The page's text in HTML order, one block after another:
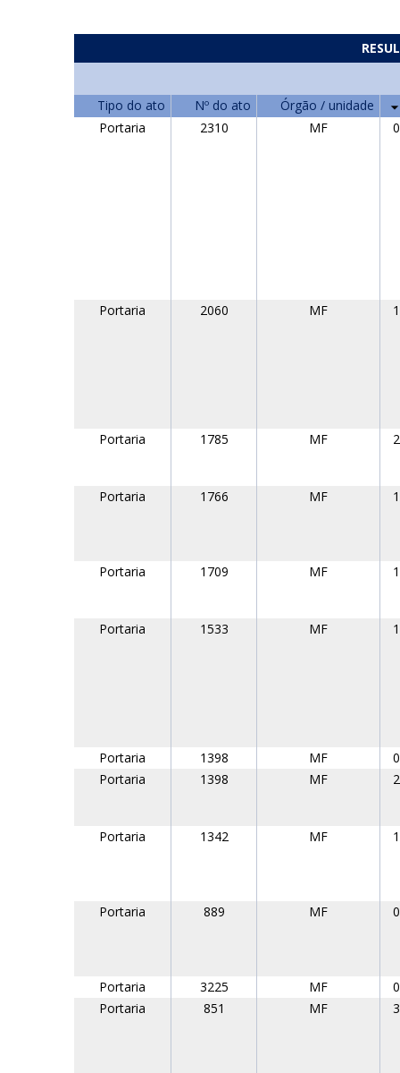
Tipo do ato Nº do ato
Órgão / unidade
Portaria
2310 MF
Portaria 2060 MF
Portaria 1785 MF
Portaria 1766 MF
Portaria 1709 MF
Portaria 1533 MF
Portaria 1398 MF
Portaria
1398 MF
Portaria 1342 MF
Portaria 889 MF
Portaria 3225 MF
Portaria
851 MF